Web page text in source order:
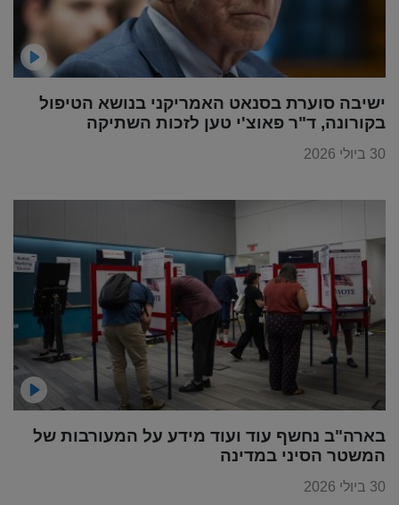
ישיבה סוערת בסנאט האמריקני בנושא הטיפול
בקורונה, ד"ר פאוצ'י טען לזכות השתיקה
30 ביולי 2026
בארה"ב נחשף עוד ועוד מידע על המעורבות של
המשטר הסיני במדינה
30 ביולי 2026